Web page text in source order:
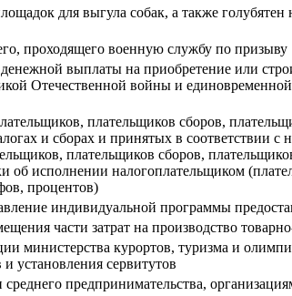
для выгула собак, а также
проходящего военную службу по призыву
выплаты на приобретение или
Отечественной войны и
плательщиков сборов,
и сборах и принятых в
плательщиков сборов,
исполнении налогоплательщиком
процентов)
индивидуальной программы
части затрат на производство
министерства курортов, туризма и
установления сервитутов
предпринимательства,